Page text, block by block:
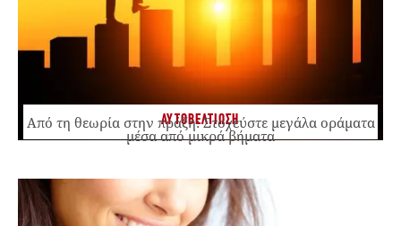
ΑΥΤΟΒΕΛΤΙΩΣΗ
Από τη θεωρία στην πράξη: Στοχεύστε μεγάλα οράματα
μέσα από μικρά βήματα